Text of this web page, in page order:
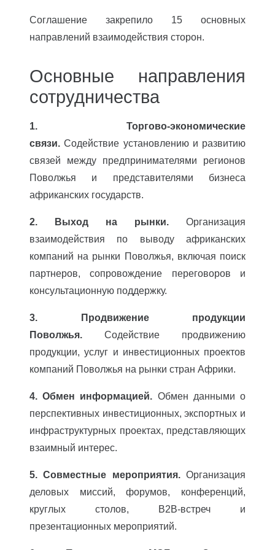
Соглашение закрепило 15 основных
направлений взаимодействия сторон.
Основные направления
сотрудничества
1. Торгово-экономические
связи. Содействие установлению и развитию
связей между предпринимателями регионов
Поволжья и представителями бизнеса
африканских государств.
2. Выход на рынки. Организация
взаимодействия по выводу африканских
компаний на рынки Поволжья, включая поиск
партнеров, сопровождение переговоров и
консультационную поддержку.
3. Продвижение продукции
Поволжья. Содействие продвижению
продукции, услуг и инвестиционных проектов
компаний Поволжья на рынки стран Африки.
4. Обмен информацией. Обмен данными о
перспективных инвестиционных, экспортных и
инфраструктурных проектах, представляющих
взаимный интерес.
5. Совместные мероприятия.Организация
деловых миссий, форумов, конференций,
круглых столов, B2B-встреч и
презентационных мероприятий.